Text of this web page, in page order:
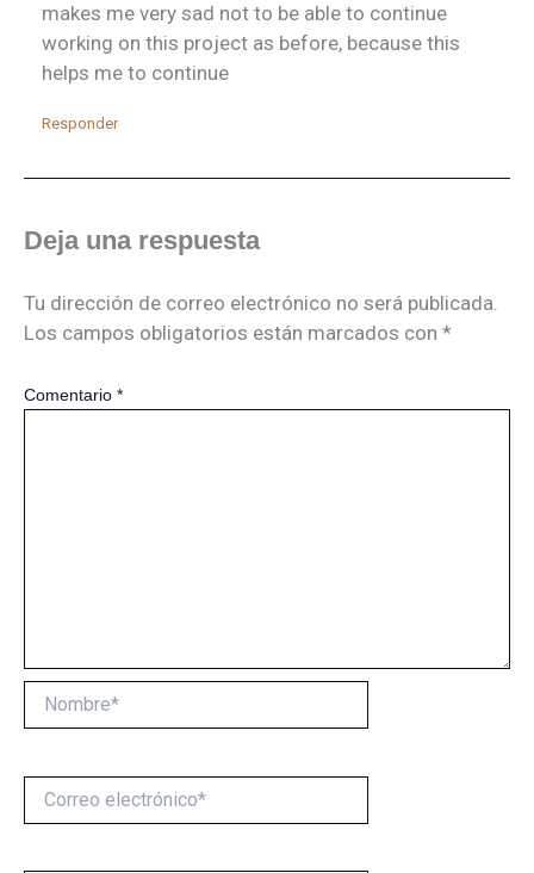
makes me very sad not to be able to continue
working on this project as before, because this
helps me to continue
Responder
Deja una respuesta
Tu dirección de correo electrónico no será publicada.
Los campos obligatorios están marcados con *
Comentario *
electrónico*